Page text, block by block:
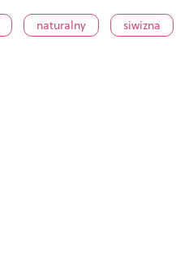
naturalny siwizna